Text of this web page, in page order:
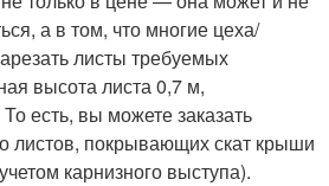
а в том, что многие цеха/
листы требуемых
высота листа 0,7 м,
есть, вы можете заказать
листов, покрывающих скат крыши
карнизного выступа).